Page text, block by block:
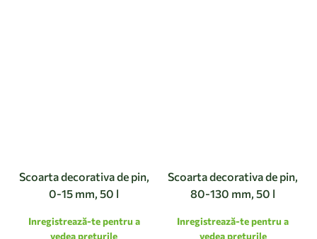
Scoarta decorativa de pin,
0-15 mm, 50 l
Inregistrează-te pentru a
vedea preturile
Scoarta decorativa de pin,
80-130 mm, 50 l
Inregistrează-te pentru a
vedea preturile